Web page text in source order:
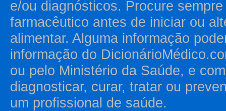
e/ou diagnósticos. Procure
farmacêutico antes de iniciar ou
alimentar. Alguma informação
informação do
ou pelo Ministério da Saúde, e
diagnosticar, curar, tratar ou
um profissional de saúde.